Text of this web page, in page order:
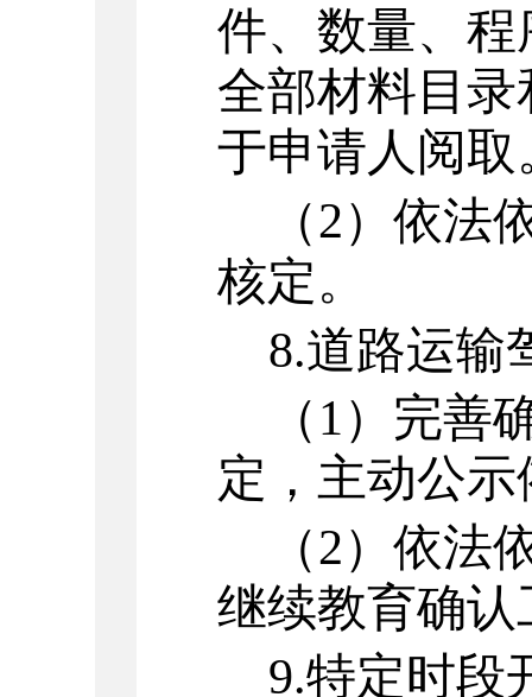
件、数量、
全部材料目
于申请人阅取
（2） 依法
核定。
8.道路运输
（1） 完善
定，主动公
（2） 依法
继续教育确认
9.特定时段